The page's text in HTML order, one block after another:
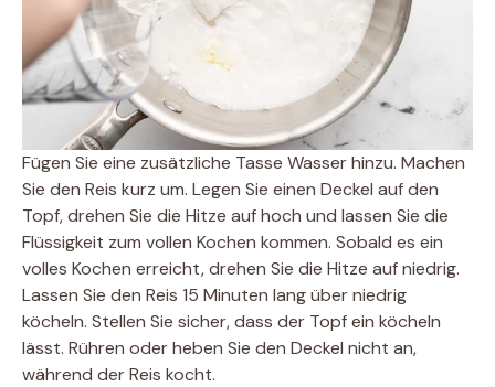
Fügen Sie eine zusätzliche Tasse Wasser hinzu. Machen
Sie den Reis kurz um. Legen Sie einen Deckel auf den
Topf, drehen Sie die Hitze auf hoch und lassen Sie die
Flüssigkeit zum vollen Kochen kommen. Sobald es ein
volles Kochen erreicht, drehen Sie die Hitze auf niedrig.
Lassen Sie den Reis 15 Minuten lang über niedrig
köcheln. Stellen Sie sicher, dass der Topf ein köcheln
lässt. Rühren oder heben Sie den Deckel nicht an,
während der Reis kocht.